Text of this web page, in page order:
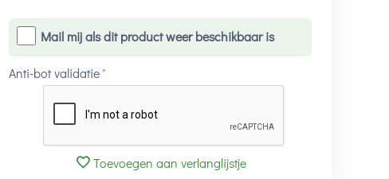
Mail mij als dit product weer beschikbaar is
Anti-bot validatie
Toevoegen aan verlanglijstje